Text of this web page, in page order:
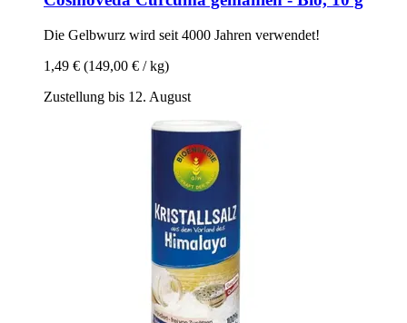
Die Gelbwurz wird seit 4000 Jahren verwendet!
1,49 € (149,00 € / kg)
Zustellung bis 12. August